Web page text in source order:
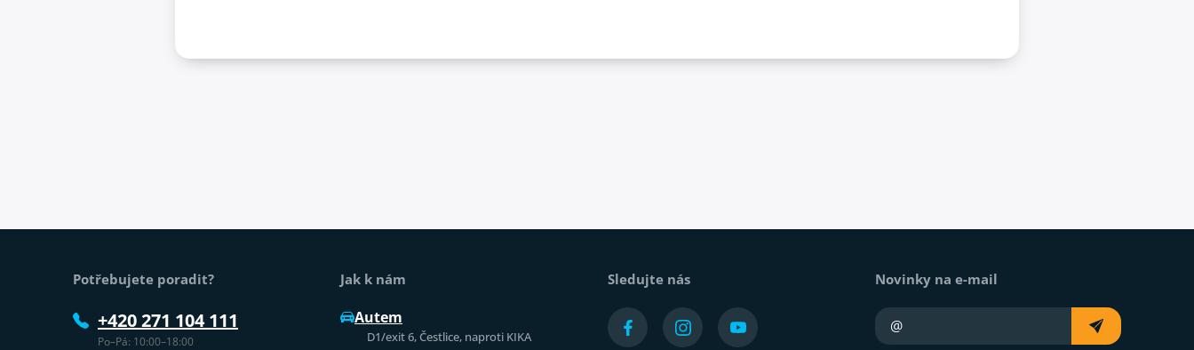
Potřebujete poradit?
+420 271 104 111
Po–Pá: 10:00–18:00
Jak k nám
Autem
D1/exit 6, Čestlice, naproti KIKA
Sledujte nás Novinky na e-mail
Váš e-mail